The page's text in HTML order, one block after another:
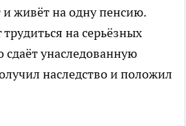
и живёт на одну пенсию.
на серьёзных
сдаёт унаследованную
наследство и положил